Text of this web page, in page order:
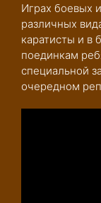
Играх боевых
различных
каратисты и в
поединкам
специальной
очередном